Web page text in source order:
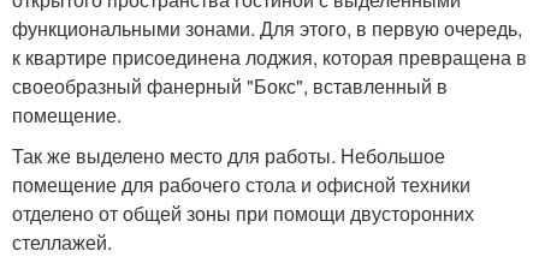
функциональными зонами. Для этого, в первую очередь,
к квартире присоединена лоджия, которая превращена в
своеобразный фанерный "Бокс", вставленный в
помещение.
Так же выделено место для работы. Небольшое
помещение для рабочего стола и офисной техники
отделено от общей зоны при помощи двусторонних
стеллажей.